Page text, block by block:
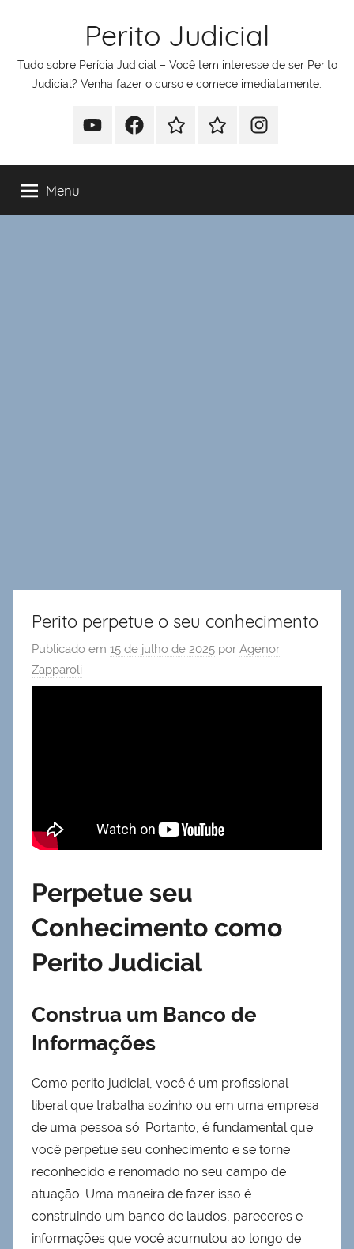
conteúdo
Perito Judicial
Tudo sobre Perícia Judicial – Você tem interesse de ser Perito
Judicial? Venha fazer o curso e comece imediatamente.
YoutubeFacebookWhatsappTelegramInstagram
Menu
Perito perpetue o seu conhecimento
Publicado em 15 de julho de 2025 por Agenor
Zapparoli
Perpetue seu
Conhecimento como
Perito Judicial
Construa um Banco de
Informações
Como perito judicial, você é um profissional
liberal que trabalha sozinho ou em uma empresa
de uma pessoa só. Portanto, é fundamental que
você perpetue seu conhecimento e se torne
reconhecido e renomado no seu campo de
atuação. Uma maneira de fazer isso é
construindo um banco de laudos, pareceres e
informações que você acumulou ao longo de